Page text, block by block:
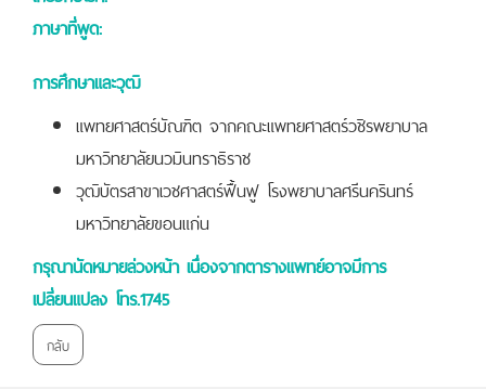
ภาษาที่พูด:
การศึกษาและวุฒิ
แพทยศาสตร์บัณฑิต จากคณะแพทยศาสตร์วชิรพยาบาล
มหาวิทยาลัยนวมินทราธิราช
วุฒิบัตรสาขาเวชศาสตร์ฟื้นฟู โรงพยาบาลศรีนครินทร์
มหาวิทยาลัยขอนแก่น
กรุณานัดหมายล่วงหน้า เนื่องจากตารางแพทย์อาจมีการ
เปลี่ยนแปลง โทร.1745
กลับ